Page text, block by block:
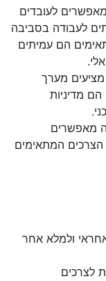
לעובדים
לעבודה בסביבה
הם עמיתים
מציעים מערך
מדיניות
מאפשרים
הצרכים המתאימים
ולמלא אחר
לצרכים